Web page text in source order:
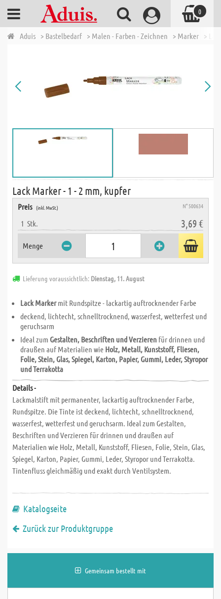
Aduis > Bastelbedarf > Malen - Farben - Zeichnen > Marker >
Lack Marker - 1 - 2 mm, kupfer
Preis (inkl. MwSt.) N° 500634
1 Stk. 3,69 €
Menge
Lieferung voraussichtlich: Dienstag, 11. August
Lack Markermit Rundspitze - lackartig auftrocknender Farbe
deckend, lichtecht, schnelltrocknend, wasserfest, wetterfest und
geruchsarm
Ideal zum Gestalten, Beschriften und Verzieren für drinnen und
draußen auf Materialien wie Holz, Metall, Kunststoff, Fliesen,
Folie, Stein, Glas, Spiegel, Karton, Papier, Gummi, Leder, Styropor
und Terrakotta
Details -
Lackmalstift mit permanenter, lackartig auftrocknender Farbe,
Rundspitze. Die Tinte ist deckend, lichtecht, schnelltrocknend,
wasserfest, wetterfest und geruchsarm. Ideal zum Gestalten,
Beschriften und Verzieren für drinnen und draußen auf
Materialien wie Holz, Metall, Kunststoff, Fliesen, Folie, Stein, Glas,
Spiegel, Karton, Papier, Gummi, Leder, Styropor und Terrakotta.
Tintenfluss gleichmäßig und exakt durch Ventilsystem.
Katalogseite
Zurück zur Produktgruppe
Gemeinsam bestellt mit
0